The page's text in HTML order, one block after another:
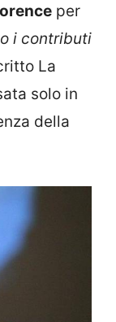
per
i contributi
La
solo in
della